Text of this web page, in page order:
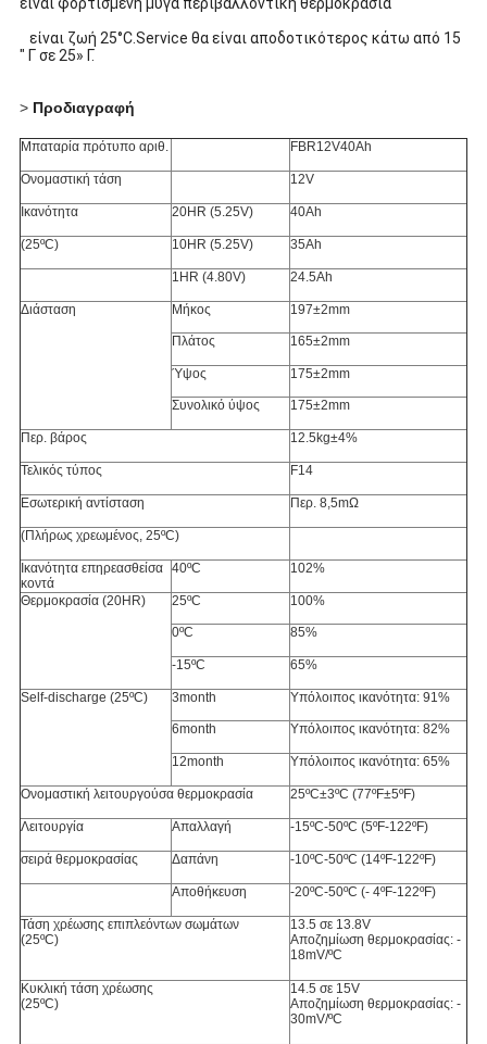
είναι φορτισμένη μύγα περιβαλλοντική θερμοκρασία
είναι ζωή 25°C.Service θα είναι αποδοτικότερος κάτω από 15
" Γ σε 25» Γ.
> Προδιαγραφή
Μπαταρία πρότυπο αριθ. FBR12V40Ah
Ονομαστική τάση 12V
Ικανότητα 20HR (5.25V) 40Ah
(25ºC) 10HR (5.25V) 35Ah
1HR (4.80V) 24.5Ah
Διάσταση Μήκος 197±2mm
Πλάτος 165±2mm
Ύψος 175±2mm
Συνολικό ύψος 175±2mm
Περ. βάρος 12.5kg±4%
Τελικός τύπος F14
Εσωτερική αντίσταση Περ. 8,5mΩ
(Πλήρως χρεωμένος, 25ºC)
Ικανότητα επηρεασθείσα
κοντά
40ºC 102%
Θερμοκρασία (20HR) 25ºC 100%
0ºC 85%
-15ºC 65%
Self-discharge (25ºC) 3month Υπόλοιπος ικανότητα: 91%
6month Υπόλοιπος ικανότητα: 82%
12month Υπόλοιπος ικανότητα: 65%
Ονομαστική λειτουργούσα θερμοκρασία 25ºC±3ºC (77ºF±5ºF)
Λειτουργία Απαλλαγή -15ºC-50ºC (5ºF-122ºF)
σειρά θερμοκρασίας Δαπάνη -10ºC-50ºC (14ºF-122ºF)
Αποθήκευση -20ºC-50ºC (- 4ºF-122ºF)
Τάση χρέωσης επιπλεόντων σωμάτων
(25ºC)
13.5 σε 13.8V
Αποζημίωση θερμοκρασίας: -
18mV/ºC
Κυκλική τάση χρέωσης
(25ºC)
14.5 σε 15V
Αποζημίωση θερμοκρασίας: -
30mV/ºC